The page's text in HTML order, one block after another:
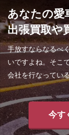
あなたの愛
出張買取や
手放すならなるべ
いですよね。そこ
会社を行なってい
今す